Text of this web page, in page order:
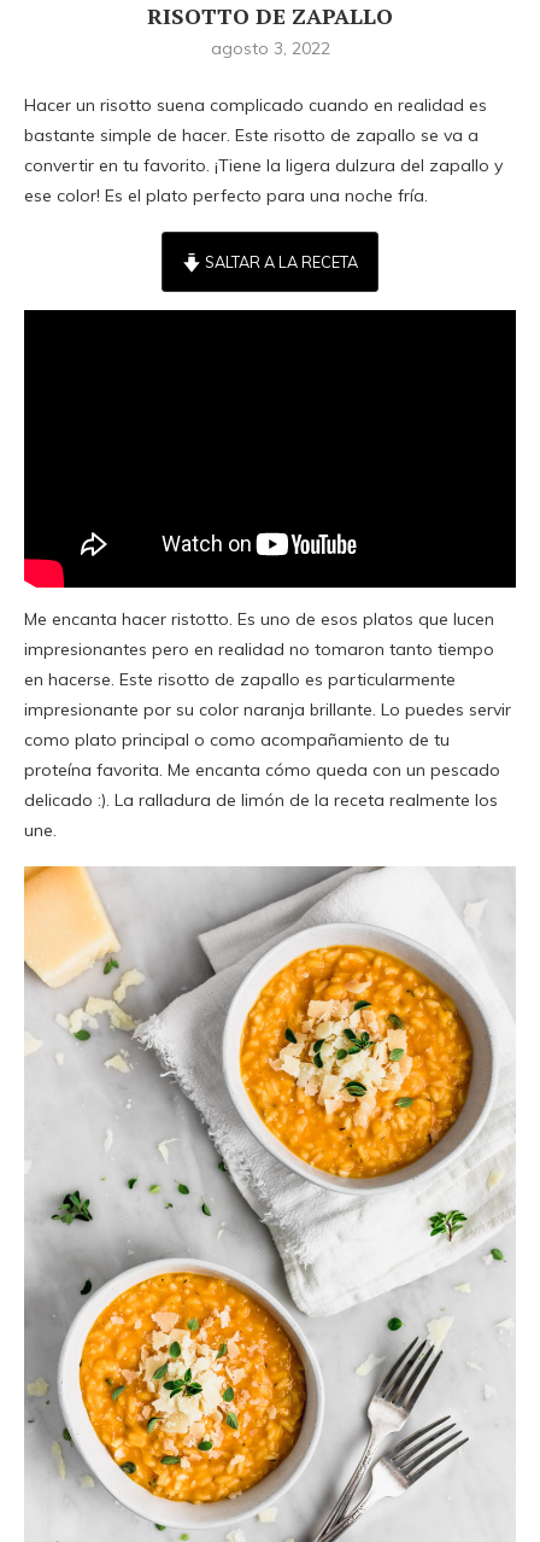
RISOTTO DE ZAPALLO
agosto 3, 2022
Hacer un risotto suena complicado cuando en realidad es
bastante simple de hacer. Este risotto de zapallo se va a
convertir en tu favorito. ¡Tiene la ligera dulzura del zapallo y
ese color! Es el plato perfecto para una noche fría.
SALTAR A LA RECETA
Me encanta hacer ristotto. Es uno de esos platos que lucen
impresionantes pero en realidad no tomaron tanto tiempo
en hacerse. Este risotto de zapallo es particularmente
impresionante por su color naranja brillante. Lo puedes servir
como plato principal o como acompañamiento de tu
proteína favorita. Me encanta cómo queda con un pescado
delicado :). La ralladura de limón de la receta realmente los
une.